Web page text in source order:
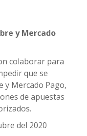
y Mercado
colaborar para
que se
y Mercado Pago,
de apuestas
del 2020